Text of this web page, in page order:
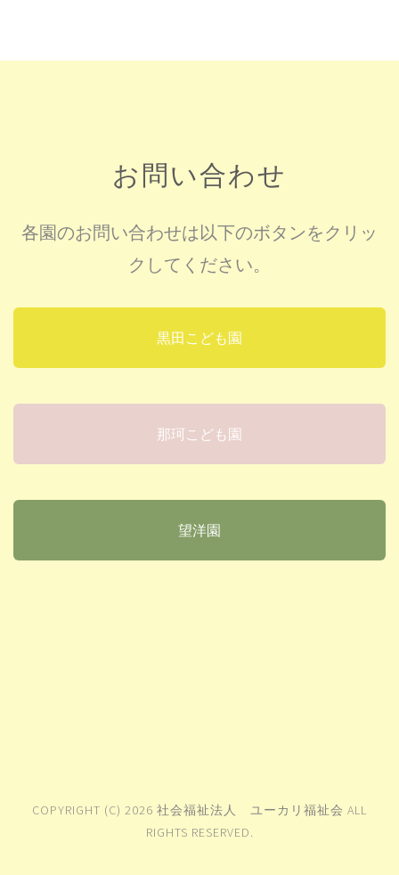
お問い合わせ
各園のお問い合わせは以下のボタンをクリッ
クしてください。
黒田こども園
那珂こども園
望洋園
COPYRIGHT (C) 2026 社会福祉法人 ユーカリ福祉会 ALL
RIGHTS RESERVED.